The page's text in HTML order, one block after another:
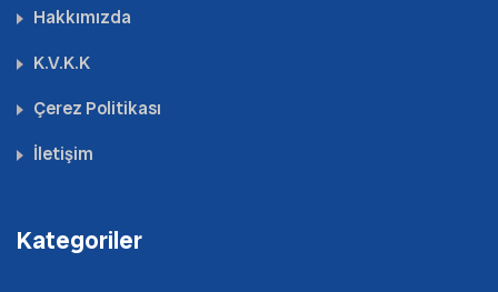
Hakkımızda
K.V.K.K
Çerez Politikası
İletişim
Kategoriler